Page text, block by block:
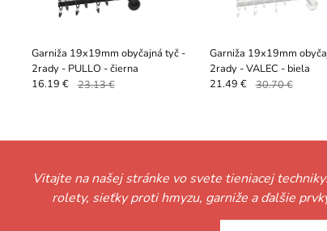
Garniža 19x19mm obyčajná tyč -
2rady - PULLO - čierna
16.19 € 23.13 €
Garniža 19x19mm
2rady - VALEC - biela
21.49 € 30.70 €
Vitajte na našej stránke vo svete tieniacej
rolety, sieťky proti hmyzu, garniže a ďalšie